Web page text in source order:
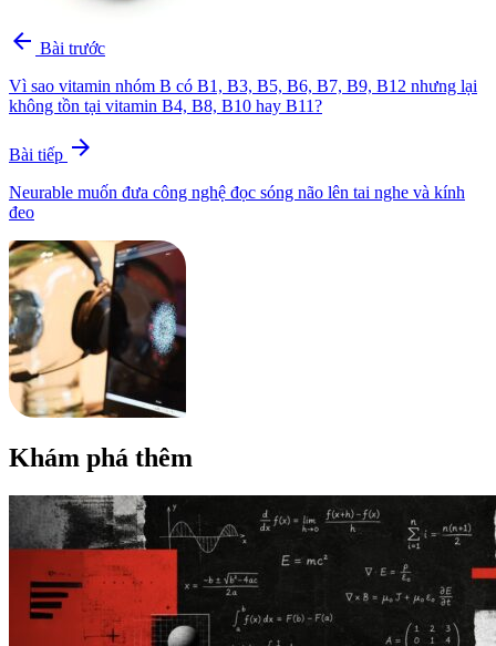
arrow_back Bài trước
Vì sao vitamin nhóm B có B1, B3, B5, B6, B7, B9, B12 nhưng lại
không tồn tại vitamin B4, B8, B10 hay B11?
Bài tiếp arrow_forward
Neurable muốn đưa công nghệ đọc sóng não lên tai nghe và kính
đeo
Khám phá thêm